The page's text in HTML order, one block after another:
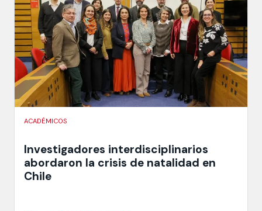
ACADÉMICOS
Investigadores interdisciplinarios
abordaron la crisis de natalidad en
Chile